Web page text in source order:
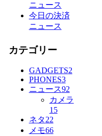
ニュース
今日の決済
ニュース
カテゴリー
GADGETS2
PHONES3
ニュース92
カメラ
15
ネタ22
メモ66